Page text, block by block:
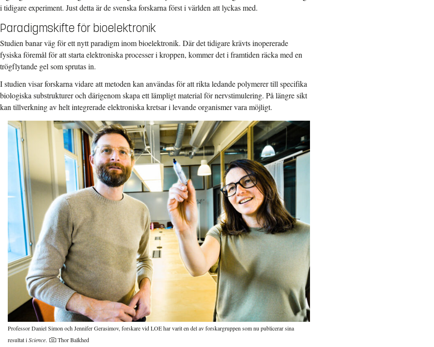
i tidigare experiment. Just detta är de svenska forskarna först i världen att lyckas med.
Paradigmskifte för bioelektronik
Studien banar väg för ett nytt paradigm inom bioelektronik. Där det tidigare krävts inopererade
fysiska föremål för att starta elektroniska processer i kroppen, kommer det i framtiden räcka med en
trögflytande gel som sprutas in.
I studien visar forskarna vidare att metoden kan användas för att rikta ledande polymerer till specifika
biologiska substrukturer och därigenom skapa ett lämpligt material för nervstimulering. På längre sikt
kan tillverkning av helt integrerade elektroniska kretsar i levande organismer vara möjligt.
Professor Daniel Simon och Jennifer Gerasimov, forskare vid LOE har varit en del av forskargruppen som nu publicerar sina
resultat iScience. Thor Balkhed